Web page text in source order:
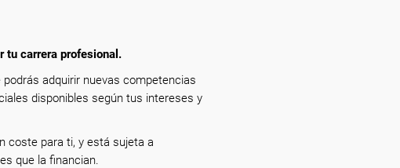
tu carrera profesional.
adquirir nuevas competencias
disponibles según tus intereses y
coste para ti, y está sujeta a
que la financian.